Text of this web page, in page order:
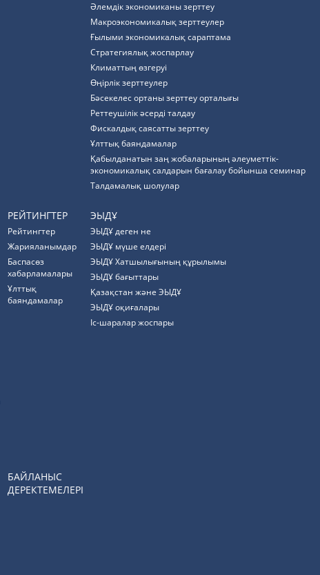
Әлемдік экономиканы зерттеу
Макроэкономикалық зерттеулер
Ғылыми экономикалық сараптама
Стратегиялық жоспарлау
Климаттың өзгеруі
Өңірлік зерттеулер
Бәсекелес ортаны зерттеу орталығы
Реттеушілік әсерді талдау
Фискалдық саясатты зерттеу
Ұлттық баяндамалар
Қабылданатын заң жобаларының әлеуметтік-
экономикалық салдарын бағалау бойынша семинар
Талдамалық шолулар
РЕЙТИНГТЕР
Рейтингтер
Жарияланымдар
Баспасөз
хабарламалары
Ұлттық
баяндамалар
ЭЫДҰ
ЭЫДҰ деген не
ЭЫДҰ мүше елдері
ЭЫДҰ Хатшылығының құрылымы
ЭЫДҰ бағыттары
Қазақстан және ЭЫДҰ
ЭЫДҰ оқиғалары
Іс-шаралар жоспары
БАЙЛАНЫС
ДЕРЕКТЕМЕЛЕРІ